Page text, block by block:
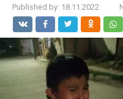
Published by: 18.11.2022